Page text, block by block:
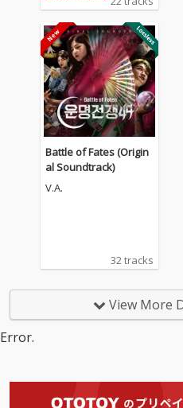
Battle of Fates (Origin
al Soundtrack)
V.A.
32 tracks
View More
Error.